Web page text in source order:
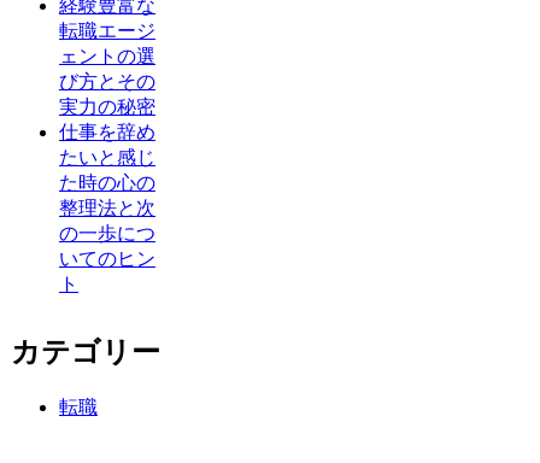
経験豊富な
転職エージ
ェントの選
び方とその
実力の秘密
仕事を辞め
たいと感じ
た時の心の
整理法と次
の一歩につ
いてのヒン
ト
カテゴリー
転職